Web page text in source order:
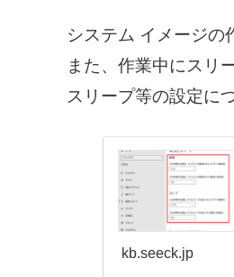
システム イメージの
また、作業中にスリ
スリープ等の設定に
kb.seeck.jp